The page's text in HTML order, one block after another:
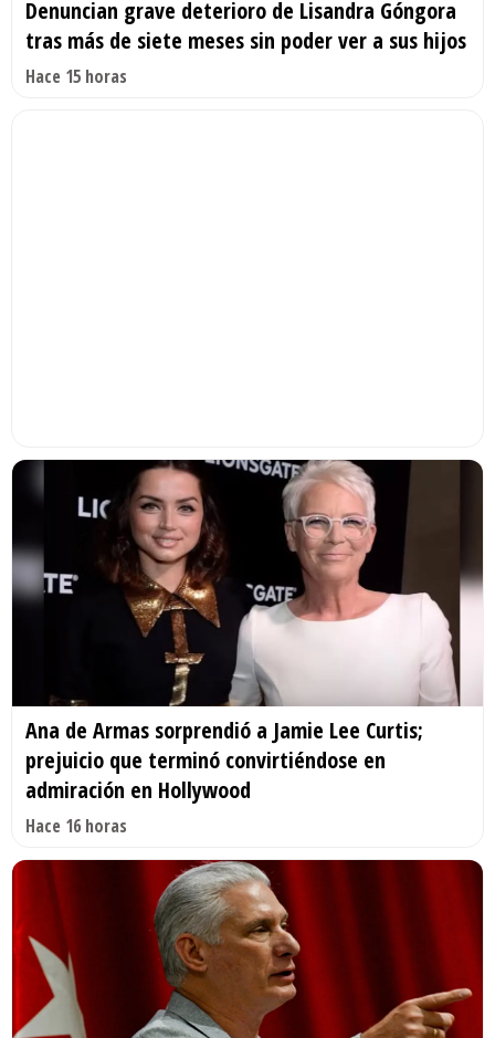
Denuncian grave deterioro de Lisandra Góngora
tras más de siete meses sin poder ver a sus hijos
Hace 15 horas
Ana de Armas sorprendió a Jamie Lee Curtis;
prejuicio que terminó convirtiéndose en
admiración en Hollywood
Hace 16 horas